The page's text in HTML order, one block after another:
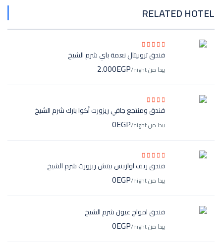
RELATED HOTEL
فندق تروبيتال نعمة باي شرم الشيخ
يبدا من 2.000EGP/night
فندق ومنتجع جافي ريزورت أكوا بارك شرم الشيخ
يبدا من 0EGP/night
فندق ريف اوازيس بيتش ريزورت شرم الشيخ
يبدا من 0EGP/night
فندق امواج عيون شرم الشيخ
يبدا من 0EGP/night